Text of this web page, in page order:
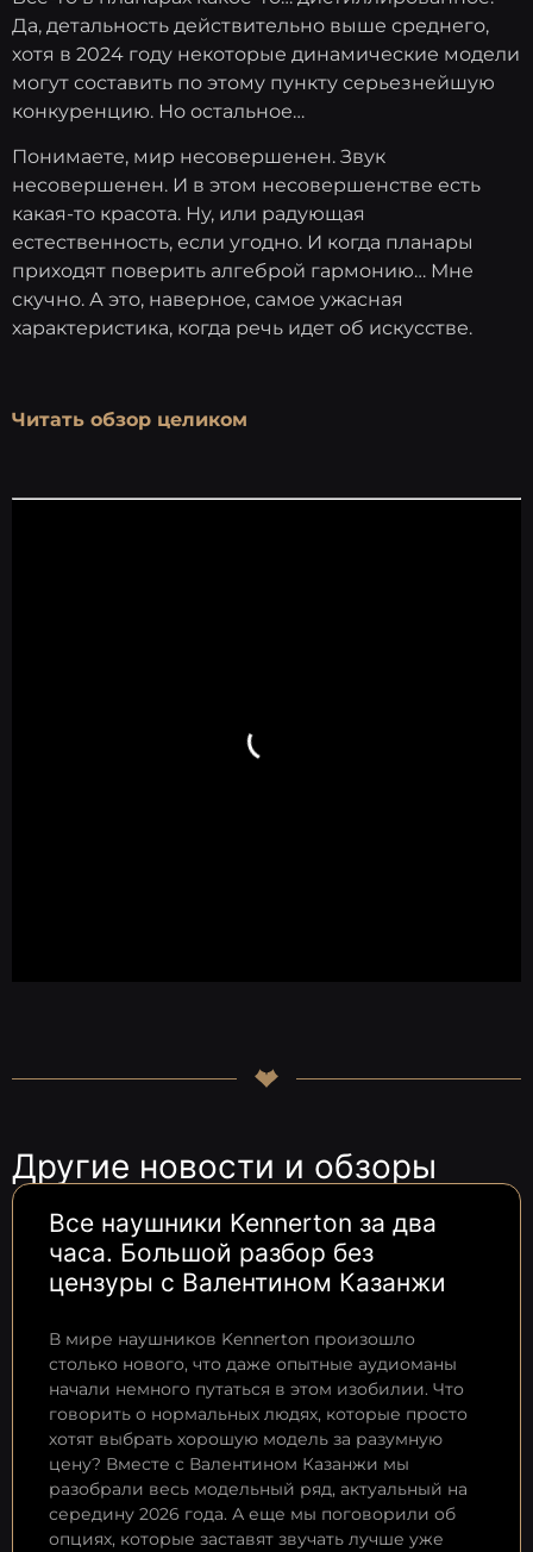
Да, детальность действительно выше среднего,
хотя в 2024 году некоторые динамические модели
могут составить по этому пункту серьезнейшую
конкуренцию. Но остальное…
Понимаете, мир несовершенен. Звук
несовершенен. И в этом несовершенстве есть
какая-то красота. Ну, или радующая
естественность, если угодно. И когда планары
приходят поверить алгеброй гармонию… Мне
скучно. А это, наверное, самое ужасная
характеристика, когда речь идет об искусстве.
Читать обзор целиком
Другие новости и обзоры
Все наушники Kennerton за два
часа. Большой разбор без
цензуры с Валентином Казанжи
В мире наушников Kennerton произошло
столько нового, что даже опытные аудиоманы
начали немного путаться в этом изобилии. Что
говорить о нормальных людях, которые просто
хотят выбрать хорошую модель за разумную
цену? Вместе с Валентином Казанжи мы
разобрали весь модельный ряд, актуальный на
середину 2026 года. А еще мы поговорили об
опциях, которые заставят звучать лучше уже